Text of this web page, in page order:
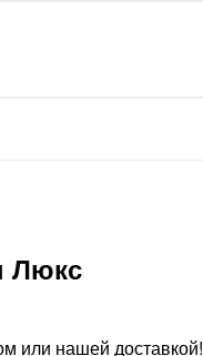
Люкс
или нашей доставкой!